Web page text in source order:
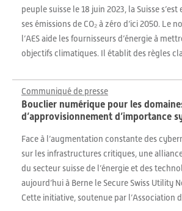
peuple suisse le 18 juin 2023, la Suisse
ses émissions de CO₂ à zéro d’ici 2050. Le
l’AES aide les fournisseurs d’énergie à
objectifs climatiques. Il établit des règles
Communiqué de presse
Bouclier numérique pour les
d’approvisionnement d’importance
Face à l’augmentation constante des
sur les infrastructures critiques, une
du secteur suisse de l’énergie et des
aujourd’hui à Berne le Secure Swiss Utility
Cette initiative, soutenue par l’Association